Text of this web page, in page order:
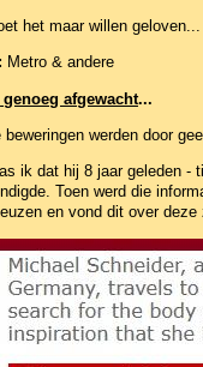
het maar willen geloven...
Metro & andere
afgewacht...
beweringen werden door
ik dat hij 8 jaar geleden -
Toen werd die
en vond dit over